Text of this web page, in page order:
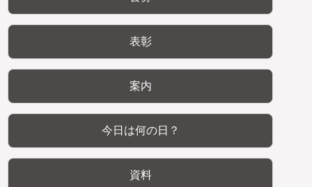
表彰
案内
今日は何の日？
資料